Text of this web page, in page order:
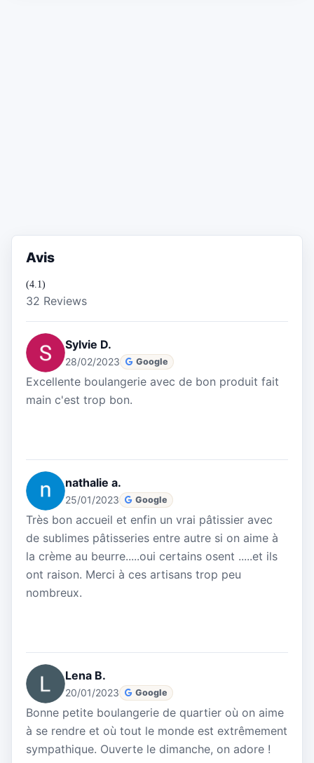
Avis
(4.1)
32 Reviews
Sylvie D.
28/02/2023 Google
Excellente boulangerie avec de bon produit fait
main c'est trop bon.
nathalie a.
25/01/2023 Google
Très bon accueil et enfin un vrai pâtissier avec
de sublimes pâtisseries entre autre si on aime à
la crème au beurre.....oui certains osent .....et ils
ont raison. Merci à ces artisans trop peu
nombreux.
Lena B.
20/01/2023 Google
Bonne petite boulangerie de quartier où on aime
à se rendre et où tout le monde est extrêmement
sympathique. Ouverte le dimanche, on adore !